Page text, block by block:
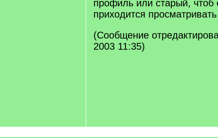
профиль или старый, чтоб
приходится
(Сообщение
2003 11:35)